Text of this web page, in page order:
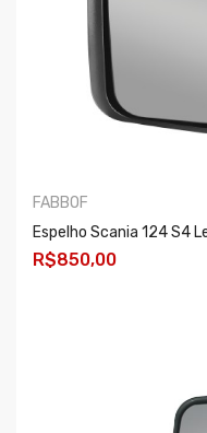
FABBOF
R$850,00